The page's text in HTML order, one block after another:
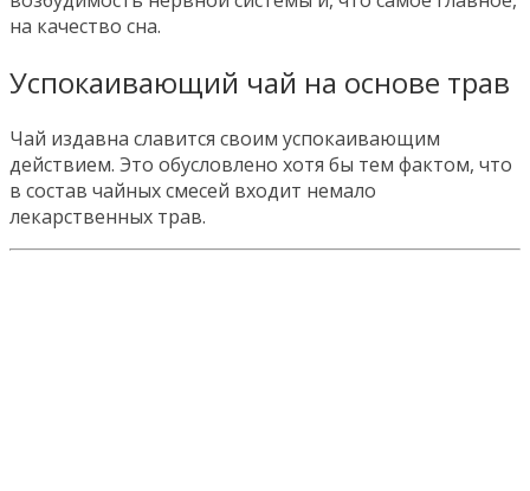
на качество сна.
Успокаивающий чай на основе трав
Чай издавна славится своим успокаивающим
действием. Это обусловлено хотя бы тем фактом, что
в состав чайных смесей входит немало
лекарственных трав.